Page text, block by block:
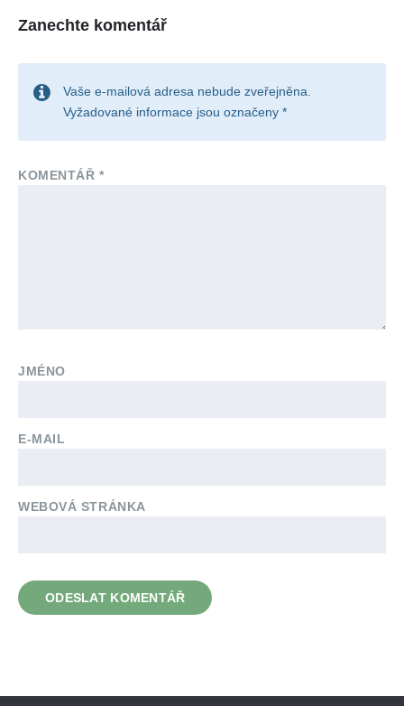
Zanechte komentář
Vaše e-mailová adresa nebude zveřejněna.
Vyžadované informace jsou označeny *
KOMENTÁŘ*
JMÉNO
E-MAIL
WEBOVÁ STRÁNKA